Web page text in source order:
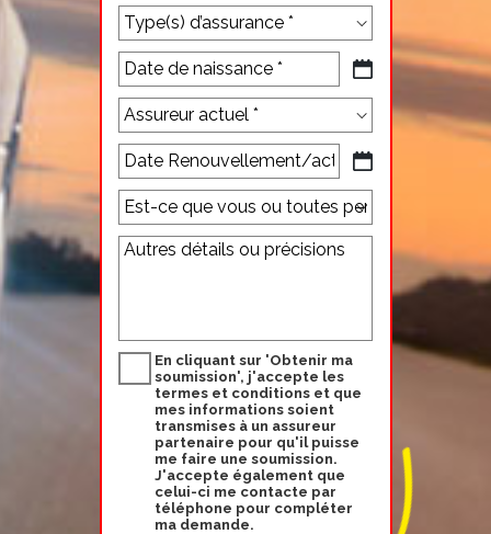
Code
Postal
AAAA
slash
MM
slash
JJ
AAAA
slash
MM
slash
En cliquant sur 'Obtenir ma
soumission', j'accepte les
termes et conditionset que
mes informations soient
transmises à un assureur
partenaire pour qu'il puisse
me faire une soumission.
J'accepte également que
celui-ci me contacte par
téléphone pour compléter
ma demande.